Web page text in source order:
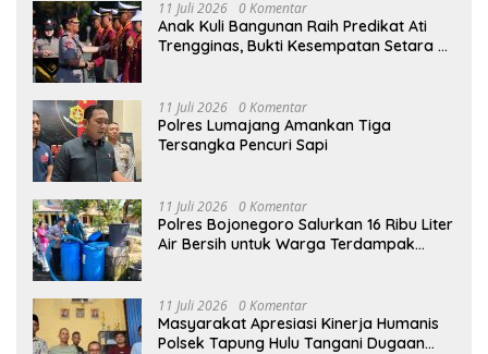
11 Juli 2026 0 Komentar
Anak Kuli Bangunan Raih Predikat Ati
Trengginas, Bukti Kesempatan Setara di
11 Juli 2026 0 Komentar
Polres Lumajang Amankan Tiga
Tersangka Pencuri Sapi
11 Juli 2026 0 Komentar
Polres Bojonegoro Salurkan 16 Ribu Liter
Air Bersih untuk Warga Terdampak
11 Juli 2026 0 Komentar
Masyarakat Apresiasi Kinerja Humanis
Polsek Tapung Hulu Tangani Dugaan